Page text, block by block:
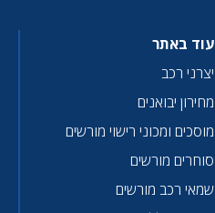
עוד באתר
יצרני רכב
מחירון יבואנים
מוסכים ומכוני רישוי מורשים
סוחרים מורשים
שמאי רכב מורשים